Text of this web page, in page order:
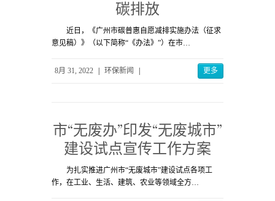
碳排放
近日，《广州市碳普惠自愿减排实施办法（征求
意见稿）》（以下简称“《办法》”）在市…
8月 31, 2022 环保新闻 更多
市“无废办”印发“无废城市”
建设试点宣传工作方案
为扎实推进广州市“无废城市”建设试点各项工
作，在工业、生活、建筑、农业等领域全方…